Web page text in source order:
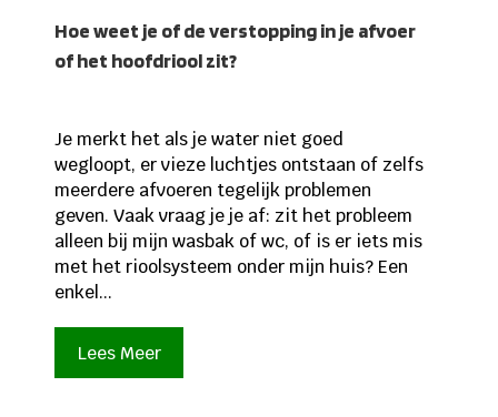
Hoe weet je of de verstopping in je afvoer
of het hoofdriool zit?
Je merkt het als je water niet goed
wegloopt, er vieze luchtjes ontstaan of zelfs
meerdere afvoeren tegelijk problemen
geven. Vaak vraag je je af: zit het probleem
alleen bij mijn wasbak of wc, of is er iets mis
met het rioolsysteem onder mijn huis? Een
enkel...
Lees Meer